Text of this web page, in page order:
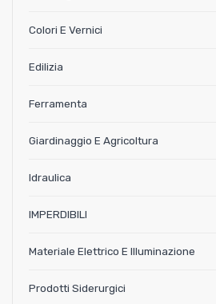
Colori E Vernici
Edilizia
Ferramenta
Giardinaggio E Agricoltura
Idraulica
IMPERDIBILI
Materiale Elettrico E Illuminazione
Prodotti Siderurgici